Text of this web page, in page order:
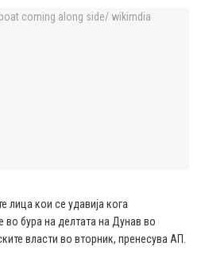
лица кои се удавија кога
во бура на делтата на Дунав во
власти во вторник, пренесува АП.